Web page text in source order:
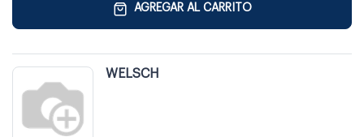
AGREGAR AL CARRITO
WELSCH